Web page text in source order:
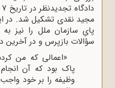
مجید نقدی تشکیل شد. در
پایِ سازمان ملل را نیز
سؤالات بازپرس و در آخرین
«اعمالی که من
پاک بود که آن
وظیفه را بر خود